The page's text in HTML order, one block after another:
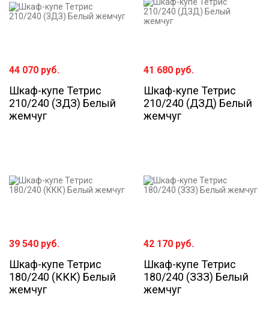
44 070 руб.
Шкаф-купе Тетрис
210/240 (ЗДЗ) Белый
жемчуг
41 680 руб.
Шкаф-купе Тетрис
210/240 (ДЗД) Белый
жемчуг
39 540 руб.
Шкаф-купе Тетрис
180/240 (ККК) Белый
жемчуг
42 170 руб.
Шкаф-купе Тетрис
180/240 (ЗЗЗ) Белый
жемчуг